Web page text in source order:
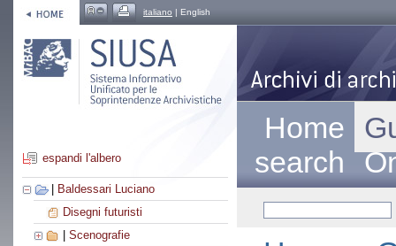
italiano | English
espandi l'albero
Baldessari Luciano
Disegni futuristi
Scenografie
Home
search